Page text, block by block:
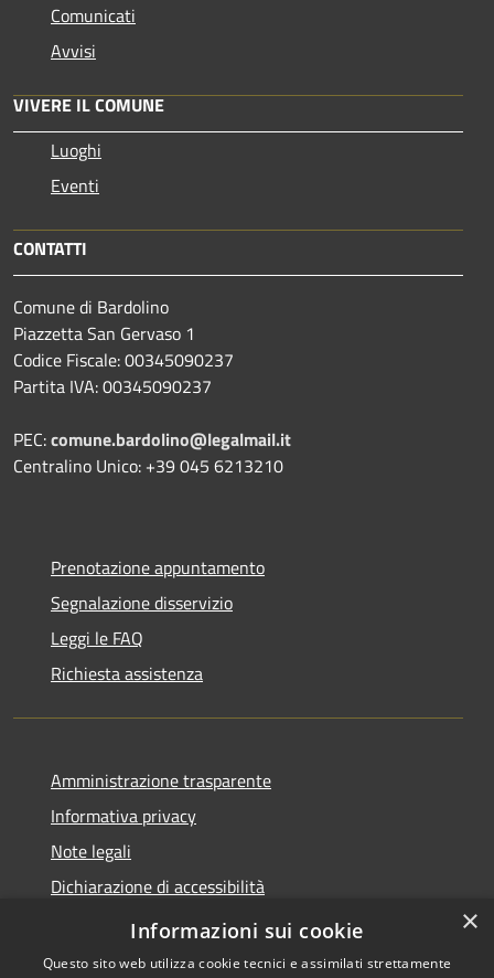
Comunicati
Avvisi
VIVERE IL COMUNE
Luoghi
Eventi
CONTATTI
Comune di Bardolino
Piazzetta San Gervaso 1
Codice Fiscale: 00345090237
Partita IVA: 00345090237
PEC:comune.bardolino@legalmail.it
Centralino Unico: +39 045 6213210
Prenotazione appuntamento
Segnalazione disservizio
Leggi le FAQ
Richiesta assistenza
Amministrazione trasparente
Informativa privacy
Note legali
Dichiarazione di accessibilità
Link app municipium
×
Informazioni sui cookie
Questo sito web utilizza cookie tecnici e assimilati strettamente